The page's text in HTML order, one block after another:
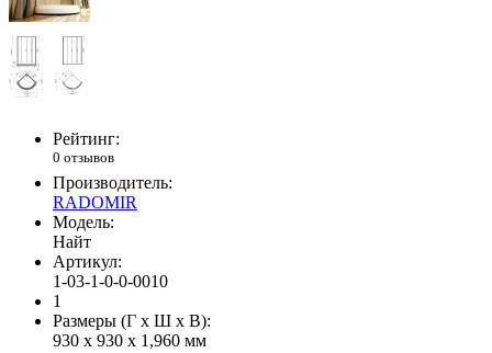
Рейтинг:
0 отзывов
Производитель:
RADOMIR
Модель:
Найт
Артикул:
1-03-1-0-0-0010
1
Размеры (Г x Ш x В):
930 x 930 x 1,960 мм